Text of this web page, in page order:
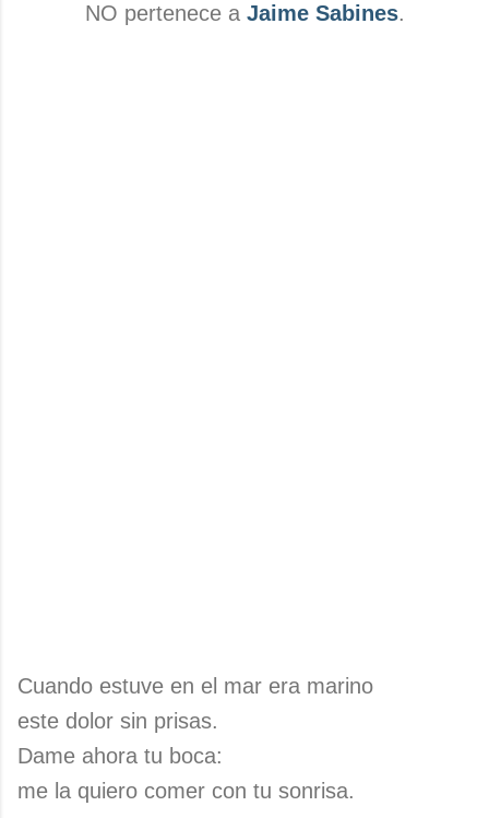
NO pertenece a Jaime Sabines.
Cuando estuve en el mar era marino
este dolor sin prisas.
Dame ahora tu boca:
me la quiero comer con tu sonrisa.